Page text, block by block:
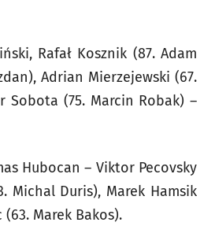
Rafał Kosznik (87. Adam
Adrian Mierzejewski (67.
Sobota (75. Marcin Robak) –
Hubocan – Viktor Pecovsky
Michal Duris), Marek Hamsik
Marek Bakos).